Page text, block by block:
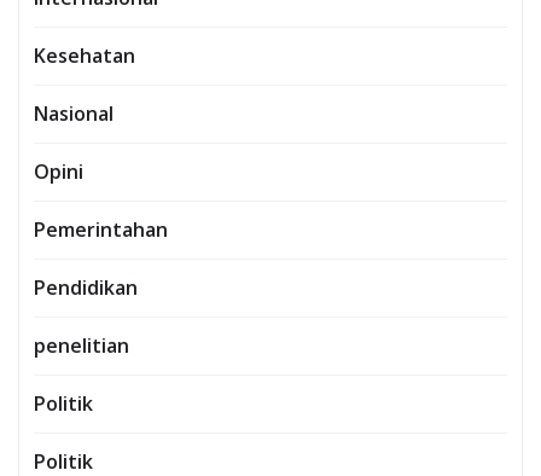
Kesehatan
Nasional
Opini
Pemerintahan
Pendidikan
penelitian
Politik
Politik